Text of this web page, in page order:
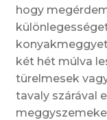
hogy
két hét múlva
türelmesek
tavaly szárával